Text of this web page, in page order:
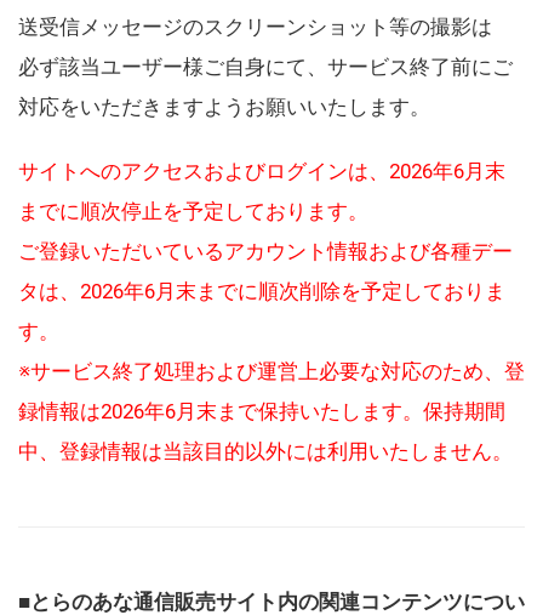
送受信メッセージのスクリーンショット等の撮影は
必ず該当ユーザー様ご自身にて、サービス終了前にご
対応をいただきますようお願いいたします。
サイトへのアクセスおよびログインは、2026年6月末
までに順次停止を予定しております。
ご登録いただいているアカウント情報および各種デー
タは、2026年6月末までに順次削除を予定しておりま
す。
※サービス終了処理および運営上必要な対応のため、登
録情報は2026年6月末まで保持いたします。保持期間
中、登録情報は当該目的以外には利用いたしません。
■とらのあな通信販売サイト内の関連コンテンツについ